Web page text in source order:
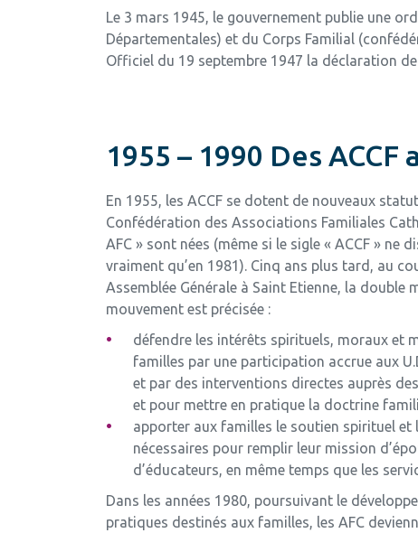
Le 3 mars 1945, le gouvernement publie une
Départementales) et du Corps Familial
Officiel du 19 septembre 1947 la déclaration
1955 – 1990 Des ACCF
En 1955, les ACCF se dotent de nouveaux
Confédération des Associations Familiales
AFC » sont nées (même si le sigle « ACCF » ne
vraiment qu’en 1981). Cinq ans plus tard, au
Assemblée Générale à Saint Etienne, la double
mouvement est précisée :
défendre les intérêts spirituels, moraux et
familles par une participation accrue aux
et par des interventions directes auprès
et pour mettre en pratique la doctrine
apporter aux familles le soutien spirituel et
nécessaires pour remplir leur mission
d’éducateurs, en même temps que les
Dans les années 1980, poursuivant le
pratiques destinés aux familles, les AFC